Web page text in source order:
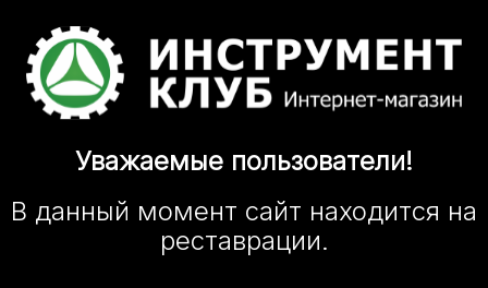
Уважаемые пользователи!
В данный момент сайт находится на
реставрации.